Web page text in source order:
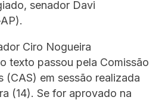
senador Davi
Ciro Nogueira
texto passou pela Comissão
(CAS) em sessão realizada
(14). Se for aprovado na